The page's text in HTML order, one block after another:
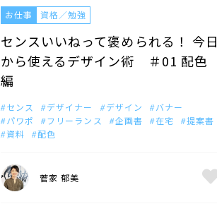
お仕事 資格／勉強
センスいいねって褒められる！ 今日
から使えるデザイン術 ＃01 配色
編
センス デザイナー デザイン
バナー
パワポ
フリーランス 企画書 在宅
提案書
資料
配色
菅家 郁美